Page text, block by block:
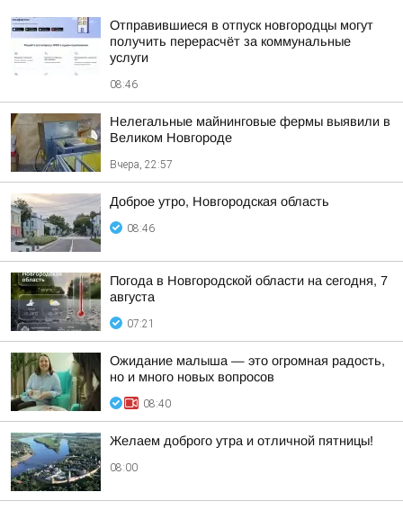
Отправившиеся в отпуск новгородцы могут
получить перерасчёт за коммунальные
услуги
08:46
Нелегальные майнинговые фермы выявили в
Великом Новгороде
Вчера, 22:57
Доброе утро, Новгородская область
08:46
Погода в Новгородской области на сегодня, 7
августа
07:21
Ожидание малыша — это огромная радость,
но и много новых вопросов
08:40
Желаем доброго утра и отличной пятницы!
08:00